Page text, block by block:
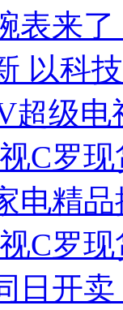
表来
以科
超级
C罗
电精
C罗
日开